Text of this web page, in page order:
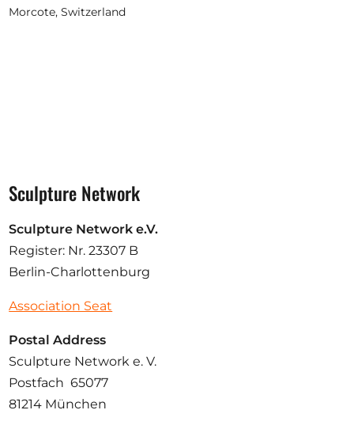
Morcote, Switzerland
Sculpture Network
Sculpture Network e.V.
Register: Nr. 23307 B
Berlin-Charlottenburg
Association Seat
Postal Address
Sculpture Network e. V.
Postfach 65077
81214 München